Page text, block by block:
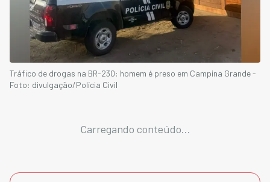
Tráfico de drogas na BR-230: homem é preso em Campina Grande -
Foto: divulgação/Polícia Civil
Carregando conteúdo...